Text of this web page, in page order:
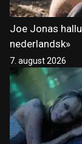
Joe Jonas
nederlandsk»
7. august 2026